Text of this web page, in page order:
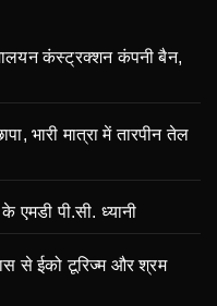
कंस्ट्रक्शन कंपनी बैन,
भारी मात्रा में तारपीन तेल
एमडी पी.सी. ध्यानी
से ईको टूरिज्म और श्रम